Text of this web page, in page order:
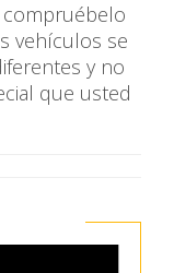
compruébelo
vehículos se
y no
que usted